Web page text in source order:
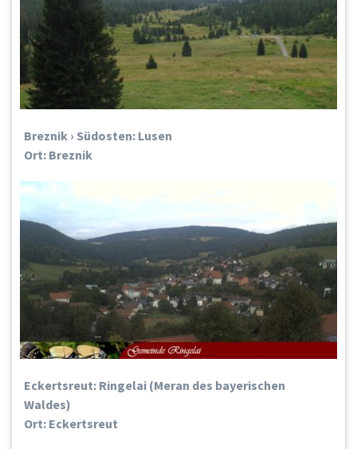
Breznik › Südosten: Lusen
Ort: Breznik
Eckertsreut: Ringelai (Meran des bayerischen
Waldes)
Ort: Eckertsreut